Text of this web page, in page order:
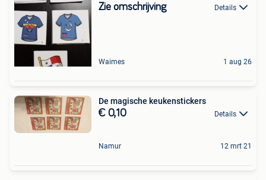
Zie omschrijving Details
Waimes 1 aug 26
De magische keukenstickers
€ 0,10 Details
Namur 12 mrt 21